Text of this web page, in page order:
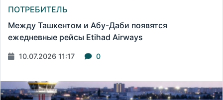
ПОТРЕБИТЕЛЬ
Между Ташкентом и Абу-Даби появятся
ежедневные рейсы Etihad Airways
10.07.2026 11:17 0